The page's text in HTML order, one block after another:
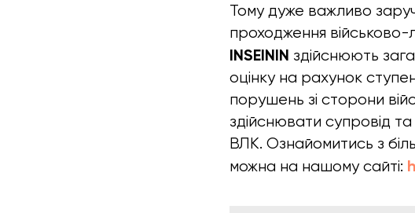
Тому дуже важливо
проходження військово-
INSEININ здійснюють
оцінку на рахунок
порушень зі сторони
здійснювати супровід
ВЛК. Ознайомитись з
можна на нашому сайті: